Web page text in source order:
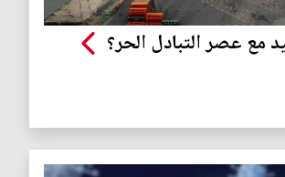
مع عصر التبادل الحر؟